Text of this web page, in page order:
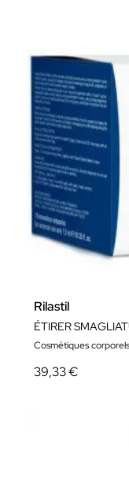
Rilastil
ÉTIRER
Cosmétiques corporels
39,33 €